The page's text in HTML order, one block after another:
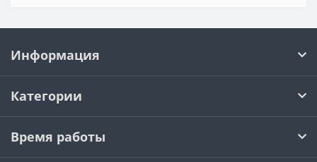
Информация
Категории
Время работы